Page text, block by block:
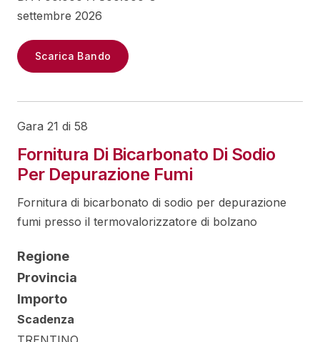
settembre 2026
Scarica Bando
Gara 21 di 58
Fornitura Di Bicarbonato Di Sodio
Per Depurazione Fumi
Fornitura di bicarbonato di sodio per depurazione
fumi presso il termovalorizzatore di bolzano
Regione
Provincia
Importo
Scadenza